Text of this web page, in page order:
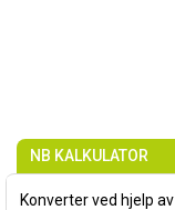
NB KALKULATOR
Konverter ved hjelp av